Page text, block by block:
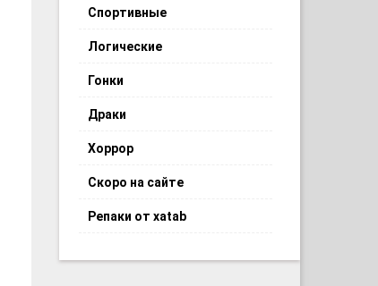
Спортивные
Логические
Гонки
Драки
Хоррор
Скоро на сайте
Репаки от xatab